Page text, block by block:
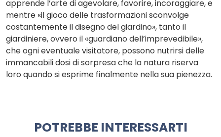
apprende l’arte di agevolare, favorire, incoraggiare, e
mentre «il gioco delle trasformazioni sconvolge
costantemente il disegno del giardino», tanto il
giardiniere, ovvero il «guardiano dell’imprevedibile»,
che ogni eventuale visitatore, possono nutrirsi delle
immancabili dosi di sorpresa che la natura riserva
loro quando si esprime finalmente nella sua pienezza.
POTREBBE INTERESSARTI